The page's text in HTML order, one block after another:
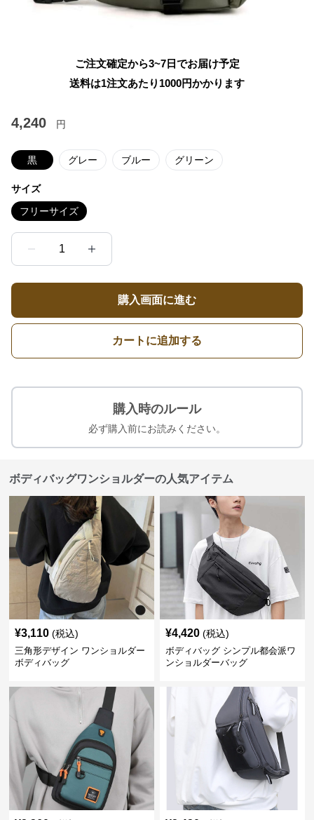
ご注文確定から3~7日でお届け予定
送料は1注文あたり 1000円かかります
4,240 円
黒 グレー ブルー グリーン
サイズ
フリーサイズ
1
購入画面に進む
カートに追加する
購入時のルール
必ず購入前にお読みください。
ボディバッグワンショルダーの人気アイテム
¥3,110 (税込)
三角形デザイン ワンショルダー
ボディバッグ
¥4,420 (税込)
ボディバッグ シンプル都会派ワ
ンショルダーバッグ